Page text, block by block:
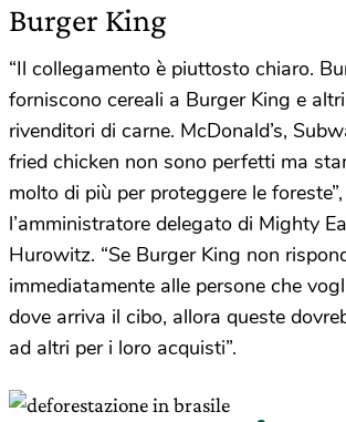
Burger King
“Il collegamento è piuttosto chiaro.
forniscono cereali a Burger King e
rivenditori di carne. McDonald’s,
fried chicken non sono perfetti ma
molto di più per proteggere le
l’amministratore delegato di Mighty
Hurowitz. “Se Burger King non
immediatamente alle persone che
dove arriva il cibo, allora queste
ad altri per i loro acquisti”.